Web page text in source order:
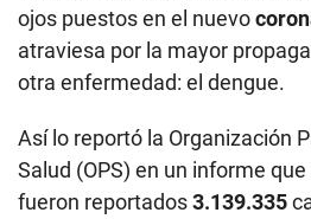
ojos puestos en el nuevo
atraviesa por la mayor
otra enfermedad: el dengue.
Así lo reportó la Organización
Salud (OPS) en un informe
fueron reportados3.139.335